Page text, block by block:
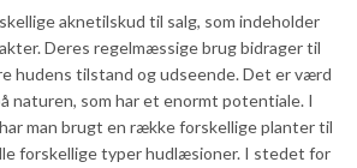
aknetilskud til salg, som indeholder
Deres regelmæssige brug bidrager til
hudens tilstand og udseende. Det er værd
naturen, som har et enormt potentiale. I
man brugt en række forskellige planter til
forskellige typer hudlæsioner. I stedet for